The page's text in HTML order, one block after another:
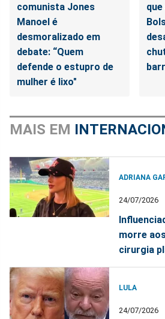
comunista Jones
Manoel é
desmoralizado em
debate: “Quem
defende o estupro de
mulher é lixo"
MAIS EM
ADRIANA
24/07/2026
morre
cirurgia
LULA
24/07/2026